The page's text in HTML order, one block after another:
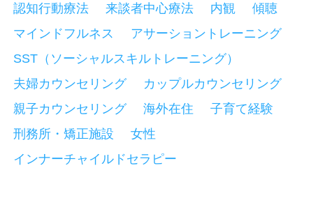
認知行動療法 来談者中心療法 内観
傾聴
マインドフルネス
アサーショントレーニング
SST（ソーシャルスキルトレーニング）
夫婦カウンセリング
カップルカウンセリング
親子カウンセリング
海外在住
子育て経験
刑務所・矯正施設
女性
インナーチャイルドセラピー